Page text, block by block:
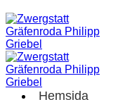
Skip
to
content
Hemsida